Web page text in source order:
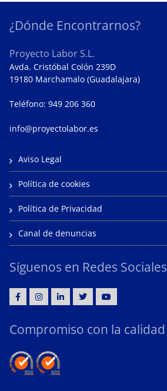
¿Dónde Encontrarnos?
Proyecto Labor S.L.
Avda. Cristóbal Colón 239D
19180 Marchamalo (Guadalajara)
Teléfono: 949 206 360
info@proyectolabor.es
Aviso Legal
Política de cookies
Política de Privacidad
Canal de denuncias
Síguenos en Redes Sociales
Compromiso con la calidad